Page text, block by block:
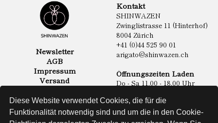
Diese Website verwendet Cookies, die für die
Funktionalität notwendig sind und um die in den Cookie-
Newsletter
AGB
Impressum
Versand
Kontakt
SHINWAZEN
Zwinglistrasse 11 (Hinterhof)
8004 Zürich
+41 (0)44 525 90 01
arigato@shinwazen.ch
Öffnungszeiten Laden
Do - Sa 11.00 - 18.00 Uhr
Online Shop
Lebensmittel
Sake & Shochu